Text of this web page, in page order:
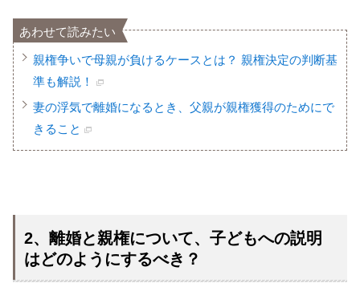
あわせて読みたい
親権争いで母親が負けるケースとは？ 親権決定の判断基
準も解説！
妻の浮気で離婚になるとき、父親が親権獲得のためにで
きること
2、離婚と親権について、子どもへの説明
はどのようにするべき？